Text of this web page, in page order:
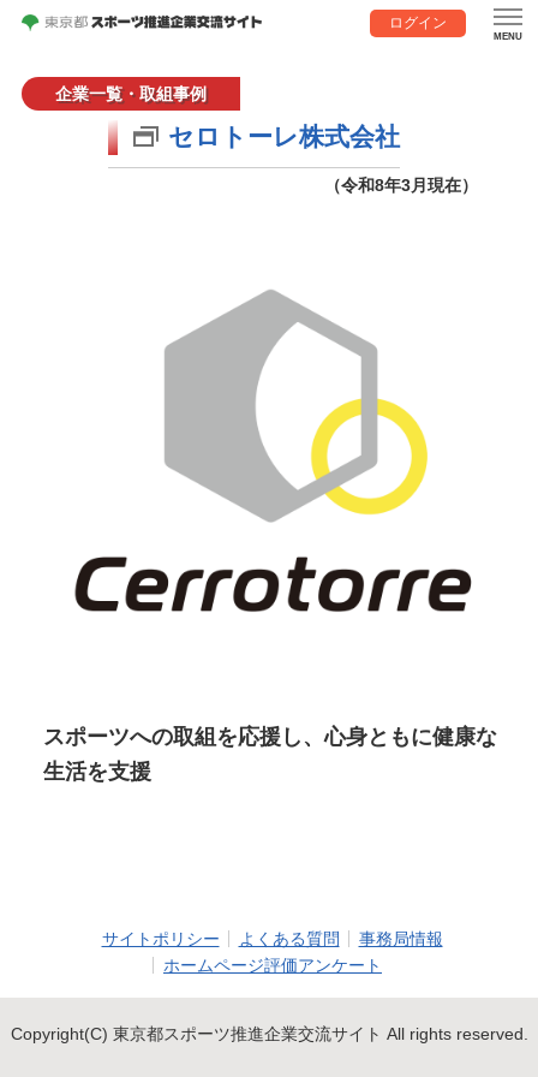
ログイン
企業一覧・取組事例
セロトーレ株式会社
（令和8年3月現在）
スポーツへの取組を応援し、心身ともに健康な
生活を支援
サイトポリシー よくある質問
事務局情報
ホームページ評価アンケート
Copyright(C) 東京都スポーツ推進企業交流サイト All rights reserved.